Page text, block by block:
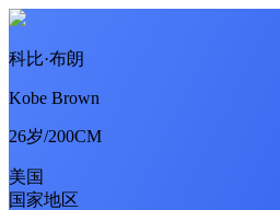
科比·布朗
Kobe Brown
26岁/200CM
美国
国家地区